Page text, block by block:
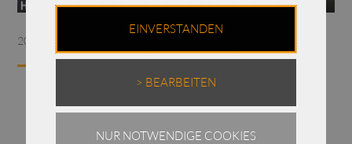
2025 HERBST WINTER
EINVERSTANDEN
> BEARBEITEN
NUR NOTWENDIGE COOKIES